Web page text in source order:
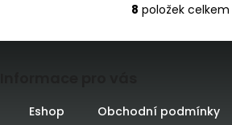
O
l
c
8 položek celkem
Eshop Obchodní podmínky